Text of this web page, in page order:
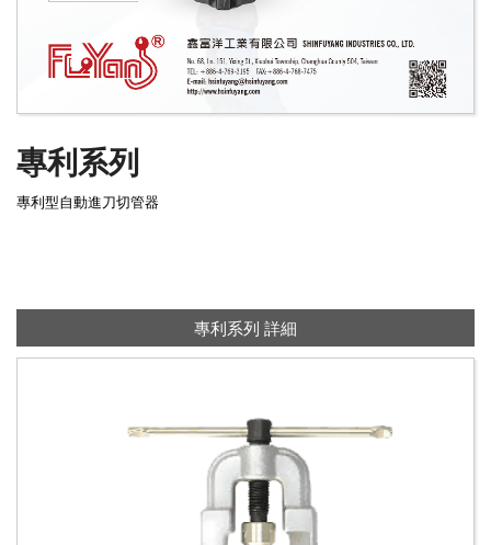
專利系列
專利型自動進刀切管器
專利系列 詳細